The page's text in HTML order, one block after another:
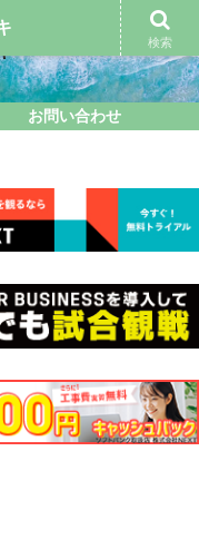
お問い合わせ
検索